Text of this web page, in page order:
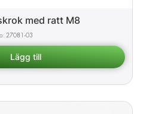
med ratt M8
27081-03